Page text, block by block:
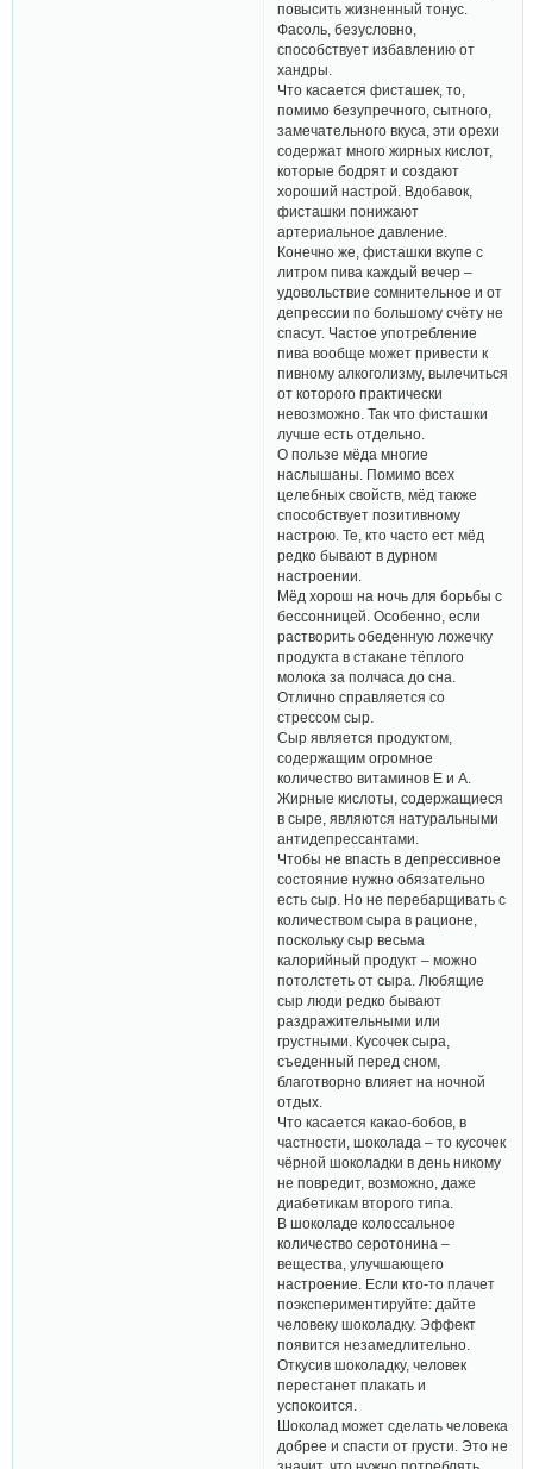
повысить жизненный тонус.
Фасоль, безусловно,
способствует избавлению от
хандры.
Что касается фисташек, то,
помимо безупречного, сытного,
замечательного вкуса, эти орехи
содержат много жирных кислот,
которые бодрят и создают
хороший настрой. Вдобавок,
фисташки понижают
артериальное давление.
Конечно же, фисташки вкупе с
литром пива каждый вечер –
удовольствие сомнительное и от
депрессии по большому счёту не
спасут. Частое употребление
пива вообще может привести к
пивному алкоголизму, вылечиться
от которого практически
невозможно. Так что фисташки
лучше есть отдельно.
О пользе мёда многие
наслышаны. Помимо всех
целебных свойств, мёд также
способствует позитивному
настрою. Те, кто часто ест мёд
редко бывают в дурном
настроении.
Мёд хорош на ночь для борьбы с
бессонницей. Особенно, если
растворить обеденную ложечку
продукта в стакане тёплого
молока за полчаса до сна.
Отлично справляется со
стрессом сыр.
Сыр является продуктом,
содержащим огромное
количество витаминов Е и А.
Жирные кислоты, содержащиеся
в сыре, являются натуральными
антидепрессантами.
Чтобы не впасть в депрессивное
состояние нужно обязательно
есть сыр. Но не перебарщивать с
количеством сыра в рационе,
поскольку сыр весьма
калорийный продукт – можно
потолстеть от сыра. Любящие
сыр люди редко бывают
раздражительными или
грустными. Кусочек сыра,
съеденный перед сном,
благотворно влияет на ночной
отдых.
Что касается какао-бобов, в
частности, шоколада – то кусочек
чёрной шоколадки в день никому
не повредит, возможно, даже
диабетикам второго типа.
В шоколаде колоссальное
количество серотонина –
вещества, улучшающего
настроение. Если кто-то плачет
поэкспериментируйте: дайте
человеку шоколадку. Эффект
появится незамедлительно.
Откусив шоколадку, человек
перестанет плакать и
успокоится.
Шоколад может сделать человека
добрее и спасти от грусти. Это не